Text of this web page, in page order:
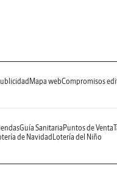
Mapa webCompromisos
Guía Sanitaria Puntos de Venta
de Navidad Lotería del Niño